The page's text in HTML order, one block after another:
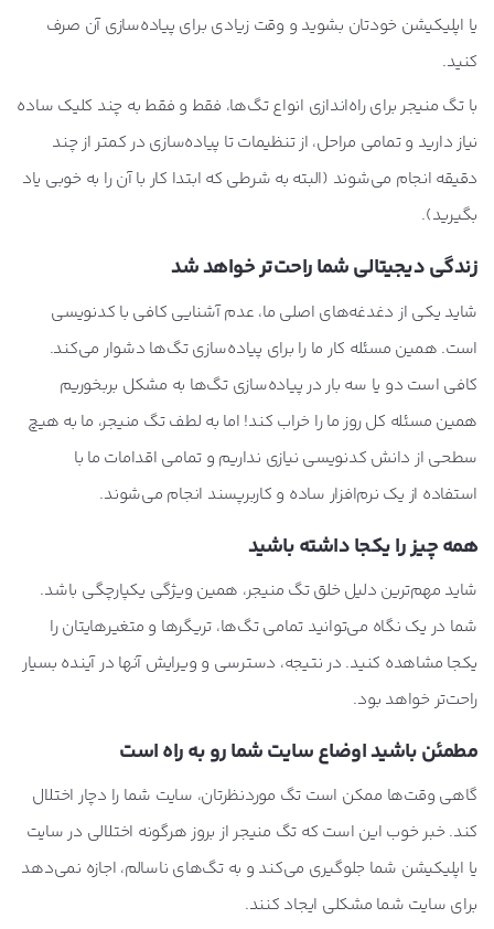
یا اپلیکیشن خودتان بشوید و وقت زیادی برای پیاده‌سازی آن صرف
کنید.
با تگ منیجر برای راه‌اندازی انواع تگ‌ها، فقط و فقط به چند کلیک ساده
نیاز دارید و تمامی مراحل، از تنظیمات تا پیاده‌سازی در کمتر از چند
دقیقه انجام می‌شوند (البته به شرطی که ابتدا کار با آن را به خوبی یاد
بگیرید).
زندگی دیجیتالی شما راحت‌تر خواهد شد
شاید یکی از دغدغه‌های اصلی ما، عدم آشنایی کافی با کدنویسی
است. همین مسئله کار ما را برای پیاده‌سازی تگ‌ها دشوار می‌کند.
کافی است دو یا سه بار در پیاده‌سازی تگ‌ها به مشکل بربخوریم
همین مسئله کل روز ما را خراب کند! اما به لطف تگ منیجر، ما به هیچ
سطحی از دانش کدنویسی نیازی نداریم و تمامی اقدامات ما با
استفاده از یک نرم‌افزار ساده و کاربرپسند انجام می‌شوند.
همه چیز را یکجا داشته باشید
شاید مهم‌ترین دلیل خلق تگ منیجر، همین ویژگی یکپارچگی باشد.
شما در یک نگاه می‌توانید تمامی تگ‌ها، تریگرها و متغیرها‌یتان را
یکجا مشاهده کنید. در نتیجه، دسترسی و ویرایش آنها در آینده بسیار
راحت‌تر خواهد بود.
مطمئن باشید اوضاع سایت شما رو به راه است
گاهی وقت‌ها ممکن است تگ موردنظرتان، سایت‌ شما را دچار اختلال
کند. خبر خوب این است که تگ منیجر از بروز هرگونه اختلالی در سایت
یا اپلیکیشن شما جلوگیری می‌کند و به تگ‌های ناسالم، اجازه نمی‌دهد
برای سایت شما مشکلی ایجاد کنند.